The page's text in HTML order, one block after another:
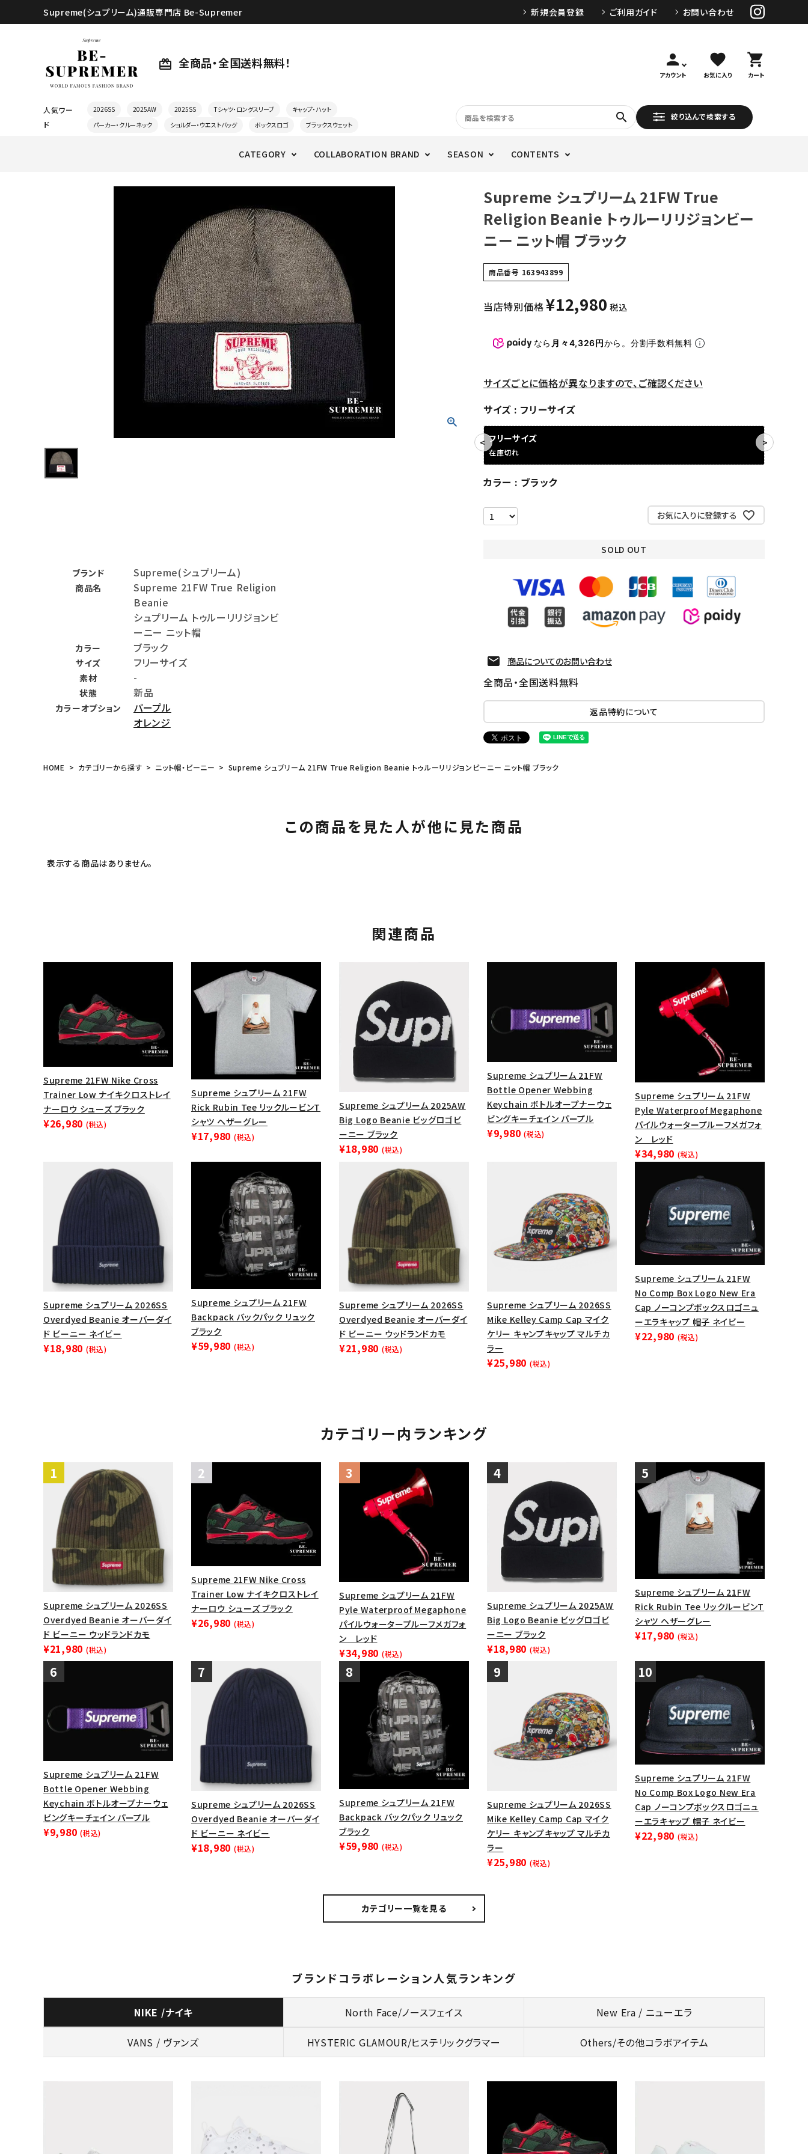
Supreme(シュプリーム)通販専門店 Be-Supremer 新規会員登録 ご利用ガイド お問い合わせ
card_giftcard 全商品・全国送料無料！ person
アカウント
favorite
お気に入り
shopping_cart
カート
人気ワー
ド
2026SS 2025AW 2025SS Tシャツ・ロングスリーブ
キャップ・ハット
パーカー・クルーネック
ショルダー・ウエストバッグ ボックスロゴ ブラックスウェット
search 絞り込んで検索する
CATEGORY COLLABORATION BRAND SEASON CONTENTS
キーワードから探す
search
カテゴリーから探す
シーズンから探す 価格から探す
円 ～
人気ワード
2025AW
Tシャツ・ロングスリーブ
キャップ・ハット
在庫のない商品を表示する
絞り込んで検索する
Tシャツ・ロングスリーブ
パーカー・トレーナー
その他バッグ類
COLLABORATION BRAND
ACCOUNT MENU
Follow us
ブランド Supreme(シュプリーム)
商品名
Supreme 21FW True Religion
Beanie
シュプリーム トゥルーリリジョンビ
ーニー ニット帽
カラー ブラック
サイズ フリーサイズ
素材 -
状態 新品
カラーオプション
パープル
オレンジ
Supreme シュプリーム 21FW True
Religion Beanie トゥルーリリジョンビー
ニー ニット帽 ブラック
商品番号 163943899
当店特別価格¥12,980 税込
なら 月々4,326円から。分割手数料無料
サイズごとに価格が異なりますので、ご確認ください
サイズ
フリーサイズ
フリーサイズ
在庫切れ
カラー ブラック
お気に入りに登録する
SOLD OUT
商品についてのお問い合わせ
全商品・全国送料無料
返品特約について
HOME カテゴリーから探す ニット帽・ビーニー Supreme シュプリーム 21FW True Religion Beanie トゥルーリリジョンビーニー ニット帽 ブラック
この商品を見た人が他に見た商品
表示する商品はありません。
関連商品
Supreme 21FW Nike Cross
Trainer Low ナイキクロストレイ
ナーロウ シューズ ブラック
¥26,980 (税込)
Supreme シュプリーム 21FW
Rick Rubin Tee リックルービンT
シャツ ヘザーグレー
¥17,980 (税込)
Supreme シュプリーム 2025AW
Big Logo Beanie ビッグロゴビ
ーニー ブラック
¥18,980 (税込)
Supreme シュプリーム 21FW
Bottle Opener Webbing
Keychain ボトルオープナーウェ
ビングキーチェイン パープル
¥9,980 (税込)
Supreme シュプリーム 21FW
Pyle Waterproof Megaphone
パイルウォータープルーフメガフォ
ン レッド
¥34,980 (税込)
Supreme シュプリーム 2026SS
Overdyed Beanie オーバーダイ
ド ビーニー ネイビー
¥18,980 (税込)
Supreme シュプリーム 21FW
Backpack バックパック リュック
ブラック
¥59,980 (税込)
Supreme シュプリーム 2026SS
Overdyed Beanie オーバーダイ
ド ビーニー ウッドランドカモ
¥21,980 (税込)
Supreme シュプリーム 2026SS
Mike Kelley Camp Cap マイク
ケリー キャンプキャップ マルチカ
ラー
¥25,980 (税込)
Supreme シュプリーム 21FW
No Comp Box Logo New Era
Cap ノーコンプボックスロゴニュ
ーエラキャップ 帽子 ネイビー
¥22,980 (税込)
カテゴリー内ランキング
Supreme シュプリーム 2026SS
Overdyed Beanie オーバーダイ
ド ビーニー ウッドランドカモ
¥21,980 (税込)
Supreme 21FW Nike Cross
Trainer Low ナイキクロストレイ
ナーロウ シューズ ブラック
¥26,980 (税込)
Supreme シュプリーム 21FW
Pyle Waterproof Megaphone
パイルウォータープルーフメガフォ
ン レッド
¥34,980 (税込)
Supreme シュプリーム 2025AW
Big Logo Beanie ビッグロゴビ
ーニー ブラック
¥18,980 (税込)
Supreme シュプリーム 21FW
Rick Rubin Tee リックルービンT
シャツ ヘザーグレー
¥17,980 (税込)
Supreme シュプリーム 21FW
Bottle Opener Webbing
Keychain ボトルオープナーウェ
ビングキーチェイン パープル
¥9,980 (税込)
Supreme シュプリーム 2026SS
Overdyed Beanie オーバーダイ
ド ビーニー ネイビー
¥18,980 (税込)
Supreme シュプリーム 21FW
Backpack バックパック リュック
ブラック
¥59,980 (税込)
Supreme シュプリーム 2026SS
Mike Kelley Camp Cap マイク
ケリー キャンプキャップ マルチカ
ラー
¥25,980 (税込)
Supreme シュプリーム 21FW
No Comp Box Logo New Era
Cap ノーコンプボックスロゴニュ
ーエラキャップ 帽子 ネイビー
¥22,980 (税込)
カテゴリー一覧を見る
ブランドコラボレーション人気ランキング
NIKE /ナイキ North Face/ノースフェイス New Era / ニューエラ
VANS / ヴァンズ HYSTERIC GLAMOUR/ヒステリックグラマー Others/その他コラボアイテム